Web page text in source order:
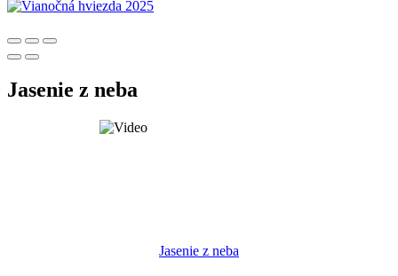
Jasenie z neba
Jasenie z neba